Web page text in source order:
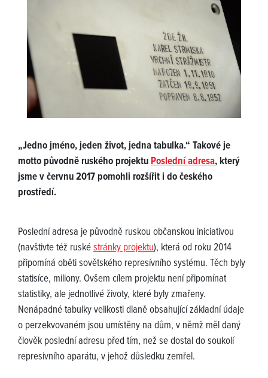
„Jedno jméno, jeden život, jedna tabulka.“ Takové je
motto původně ruského projektuPoslední adresa, který
jsme v červnu 2017 pomohli rozšířit i do českého
prostředí.
Poslední adresa je původně ruskou občanskou iniciativou
(navštivte též ruskéstránky projektu), která od roku 2014
připomíná oběti sovětského represívního systému. Těch byly
statisíce, miliony. Ovšem cílem projektu není připomínat
statistiky, ale jednotlivé životy, které byly zmařeny.
Nenápadné tabulky velikosti dlaně obsahující základní údaje
o perzekvovaném jsou umístěny na dům, v němž měl daný
člověk poslední adresu před tím, než se dostal do soukolí
represivního aparátu, v jehož důsledku zemřel.